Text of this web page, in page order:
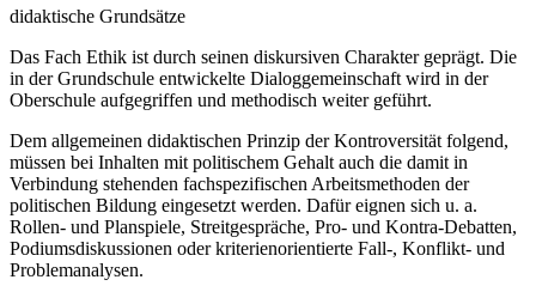
didaktische Grundsätze
Das Fach Ethik ist durch seinen diskursiven Charakter geprägt. Die
in der Grundschule entwickelte Dialoggemeinschaft wird in der
Oberschule aufgegriffen und methodisch weiter geführt.
Dem allgemeinen didaktischen Prinzip der Kontroversität folgend,
müssen bei Inhalten mit politischem Gehalt auch die damit in
Verbindung stehenden fachspezifischen Arbeitsmethoden der
politischen Bildung eingesetzt werden. Dafür eignen sich u. a.
Rollen- und Planspiele, Streitgespräche, Pro- und Kontra-Debatten,
Podiumsdiskussionen oder kriterienorientierte Fall-, Konflikt- und
Problemanalysen.